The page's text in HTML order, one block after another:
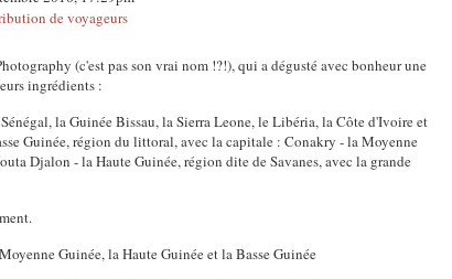
de voyageurs
(c'est pas son vrai nom !?!), qui a dégusté avec bonheur une
ingrédients :
la Guinée Bissau, la Sierra Leone, le Libéria, la Côte d'Ivoire et
Guinée, région du littoral, avec la capitale : Conakry - la Moyenne
Djalon - la Haute Guinée, région dite de Savanes, avec la grande
Guinée, la Haute Guinée et la Basse Guinée